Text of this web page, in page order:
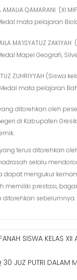
AMALIA QAMARANI (XI
mata pelajaran
MA’ISYATUZ ZAKIYAH
Mapel Geografi,
ZUHRIYYAH (Siswa
mata pelajaran
ditorehkan oleh
di Kabupaten
terus ditorehkan
selalu
dapat mengukur
memiliki prestasi,
ditorehkan sebelumnya.
SISWA KELAS
30 JUZ PUTRI DALAM